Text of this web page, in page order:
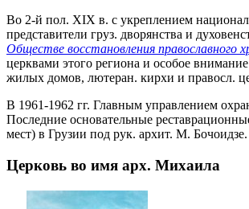
Во 2-й пол. XIХ в. с укреплением
представители груз. дворянства и
Обществе восстановления православного
церквами этого региона и особое
жилых домов, лютеран. кирхи и правосл.
В 1961-1962 гг. Главным управлением
Последние основательные
мест) в Грузии под рук. архит. М.
Церковь во имя арх. Михаила